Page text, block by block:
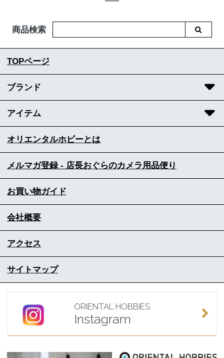
商品検索
TOPページ
ブランド
アイテム
オリエンタルホビーとは
メルマガ登録 - 店長おぐらのカメラ用品便り
お買い物ガイド
会社概要
アクセス
サイトマップ
ORIENTAL HOBBIES
Instagram